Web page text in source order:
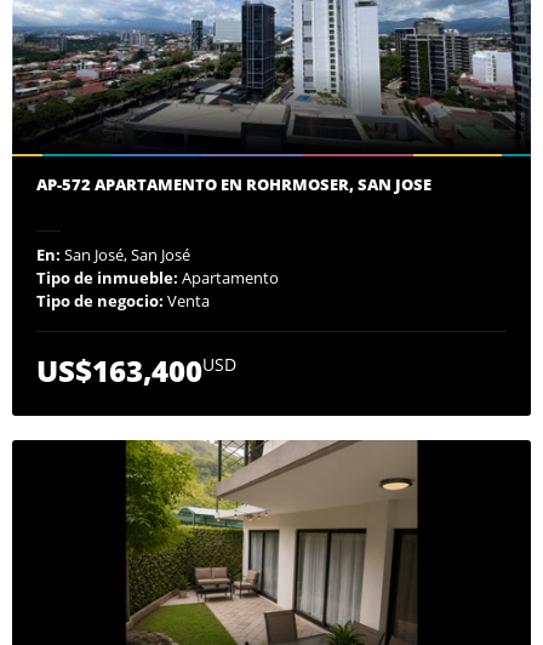
AP-572 APARTAMENTO EN ROHRMOSER, SAN JOSE
En: San José, San José
Tipo de inmueble: Apartamento
Tipo de negocio: Venta
US$163,400USD